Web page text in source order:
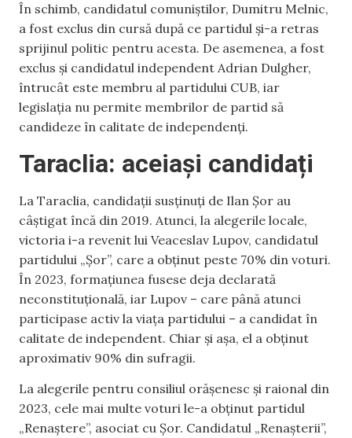
În schimb, candidatul comuniștilor, Dumitru Melnic,
a fost exclus din cursă după ce partidul și-a retras
sprijinul politic pentru acesta. De asemenea, a fost
exclus și candidatul independent Adrian Dulgher,
întrucât este membru al partidului CUB, iar
legislația nu permite membrilor de partid să
candideze în calitate de independenți.
Taraclia: aceiași candidați
La Taraclia, candidații susținuți de Ilan Șor au
câștigat încă din 2019. Atunci, la alegerile locale,
victoria i-a revenit lui Veaceslav Lupov, candidatul
partidului „Șor”, care a obținut peste 70% din voturi.
În 2023, formațiunea fusese deja declarată
neconstituțională, iar Lupov – care până atunci
participase activ la viața partidului – a candidat în
calitate de independent. Chiar și așa, el a obținut
aproximativ 90% din sufragii.
La alegerile pentru consiliul orășenesc și raional din
2023, cele mai multe voturi le-a obținut partidul
„Renaștere”, asociat cu Șor. Candidatul „Renașterii”,